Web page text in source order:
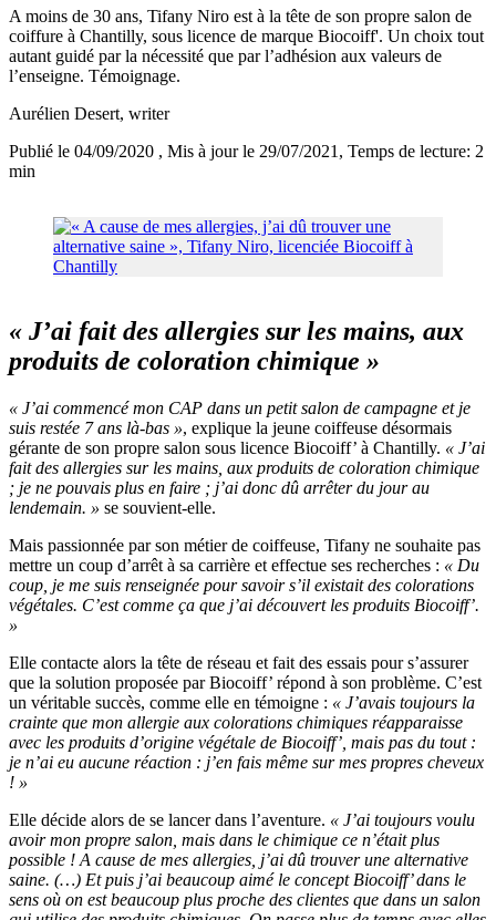
A moins de 30 ans, Tifany Niro est à la tête de son propre salon de
coiffure à Chantilly, sous licence de marque Biocoiff'. Un choix tout
autant guidé par la nécessité que par l’adhésion aux valeurs de
l’enseigne. Témoignage.
Aurélien Desert, writer
Publié le 04/09/2020 , Mis à jour le 29/07/2021, Temps de lecture: 2
min
« J’ai fait des allergies sur les mains, aux
produits de coloration chimique »
« J’ai commencé mon CAP dans un petit salon de campagne et je
suis restée 7 ans là-bas », explique la jeune coiffeuse désormais
gérante de son propre salon sous licence Biocoiff’ à Chantilly. « J’ai
fait des allergies sur les mains, aux produits de coloration chimique
; je ne pouvais plus en faire ; j’ai donc dû arrêter du jour au
lendemain. » se souvient-elle.
Mais passionnée par son métier de coiffeuse, Tifany ne souhaite pas
mettre un coup d’arrêt à sa carrière et effectue ses recherches : « Du
coup, je me suis renseignée pour savoir s’il existait des colorations
végétales. C’est comme ça que j’ai découvert les produits Biocoiff’.
»
Elle contacte alors la tête de réseau et fait des essais pour s’assurer
que la solution proposée par Biocoiff’ répond à son problème. C’est
un véritable succès, comme elle en témoigne : « J’avais toujours la
crainte que mon allergie aux colorations chimiques réapparaisse
avec les produits d’origine végétale de Biocoiff’, mais pas du tout :
je n’ai eu aucune réaction : j’en fais même sur mes propres cheveux
! »
Elle décide alors de se lancer dans l’aventure. « J’ai toujours voulu
avoir mon propre salon, mais dans le chimique ce n’était plus
possible ! A cause de mes allergies, j’ai dû trouver une alternative
saine. (…) Et puis j’ai beaucoup aimé le concept Biocoiff’ dans le
sens où on est beaucoup plus proche des clientes que dans un salon